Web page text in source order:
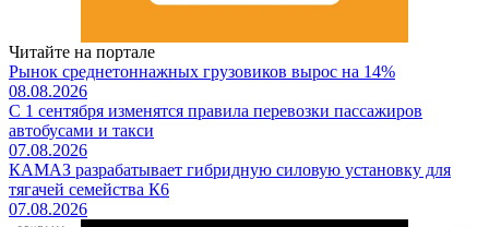
Читайте на портале
Рынок среднетоннажных грузовиков вырос на 14%
08.08.2026
С 1 сентября изменятся правила перевозки пассажиров
автобусами и такси
07.08.2026
КАМАЗ разрабатывает гибридную силовую установку для
тягачей семейства К6
07.08.2026